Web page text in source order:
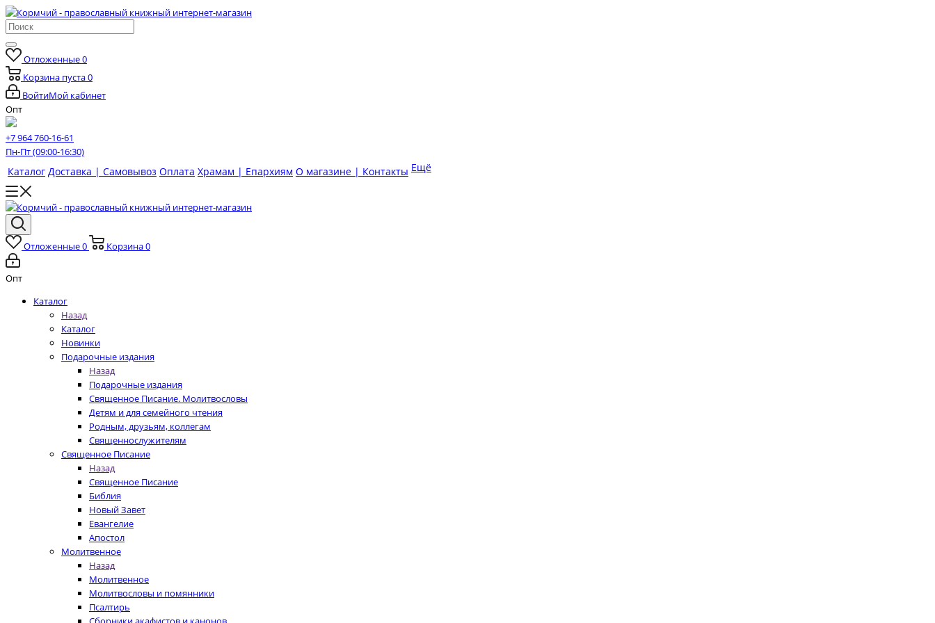
Отложенные0
Корзина пуста0
ВойтиМой кабинет
Опт
+7 964 760-16-61
Пн-Пт (09:00-16:30)
Каталог Доставка | Самовывоз Оплата Храмам | Епархиям О магазине | Контакты Ещё
Отложенные0 Корзина0
Опт
Каталог
Назад
Каталог
Новинки
Подарочные издания
Назад
Подарочные издания
Священное Писание. Молитвословы
Детям и для семейного чтения
Родным, друзьям, коллегам
Священнослужителям
Священное Писание
Назад
Священное Писание
Библия
Новый Завет
Евангелие
Апостол
Молитвенное
Назад
Молитвенное
Молитвословы и помянники
Псалтирь